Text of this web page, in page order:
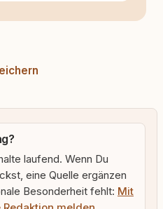
laufend. Wenn Du
eine Quelle ergänzen
Besonderheit fehlt: Mit